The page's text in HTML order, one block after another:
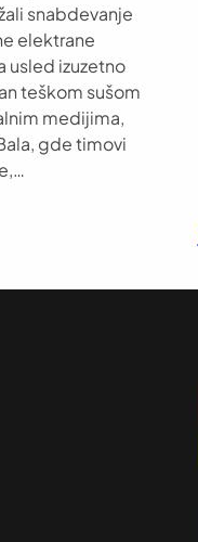
snabdevanje
elektrane
usled izuzetno
teškom sušom
medijima,
gde timovi